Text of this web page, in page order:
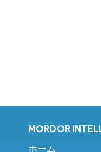
MORDOR
ホーム